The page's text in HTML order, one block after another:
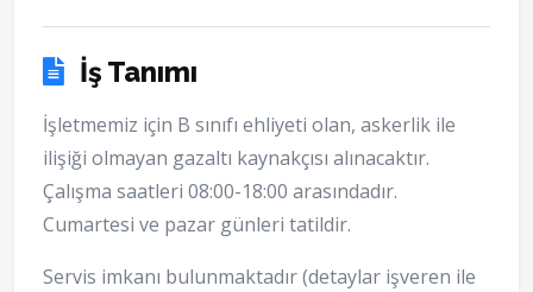
İş Tanımı
İşletmemiz için B sınıfı ehliyeti olan, askerlik ile
ilişiği olmayan gazaltı kaynakçısı alınacaktır.
Çalışma saatleri 08:00-18:00 arasındadır.
Cumartesi ve pazar günleri tatildir.
Servis imkanı bulunmaktadır (detaylar işveren ile